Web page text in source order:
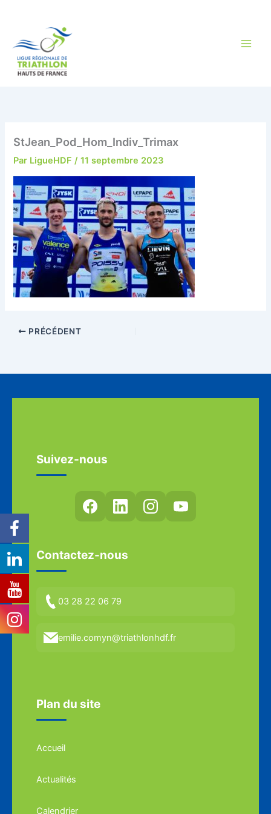
StJean_Pod_Hom_Indiv_Trimax
Par LigueHDF/11 septembre 2023
PRÉCÉDENT
Suivez-nous
Contactez-nous
03 28 22 06 79
emilie.comyn@triathlonhdf.fr
Plan du site
Accueil
Actualités
Calendrier